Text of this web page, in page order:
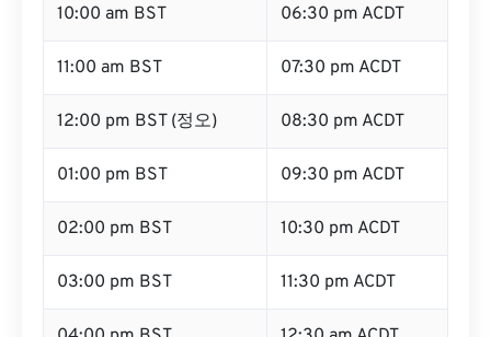
10:00 am BST 06:30 pm ACDT
11:00 am BST 07:30 pm ACDT
12:00 pm BST (정오) 08:30 pm ACDT
01:00 pm BST 09:30 pm ACDT
02:00 pm BST 10:30 pm ACDT
03:00 pm BST 11:30 pm ACDT